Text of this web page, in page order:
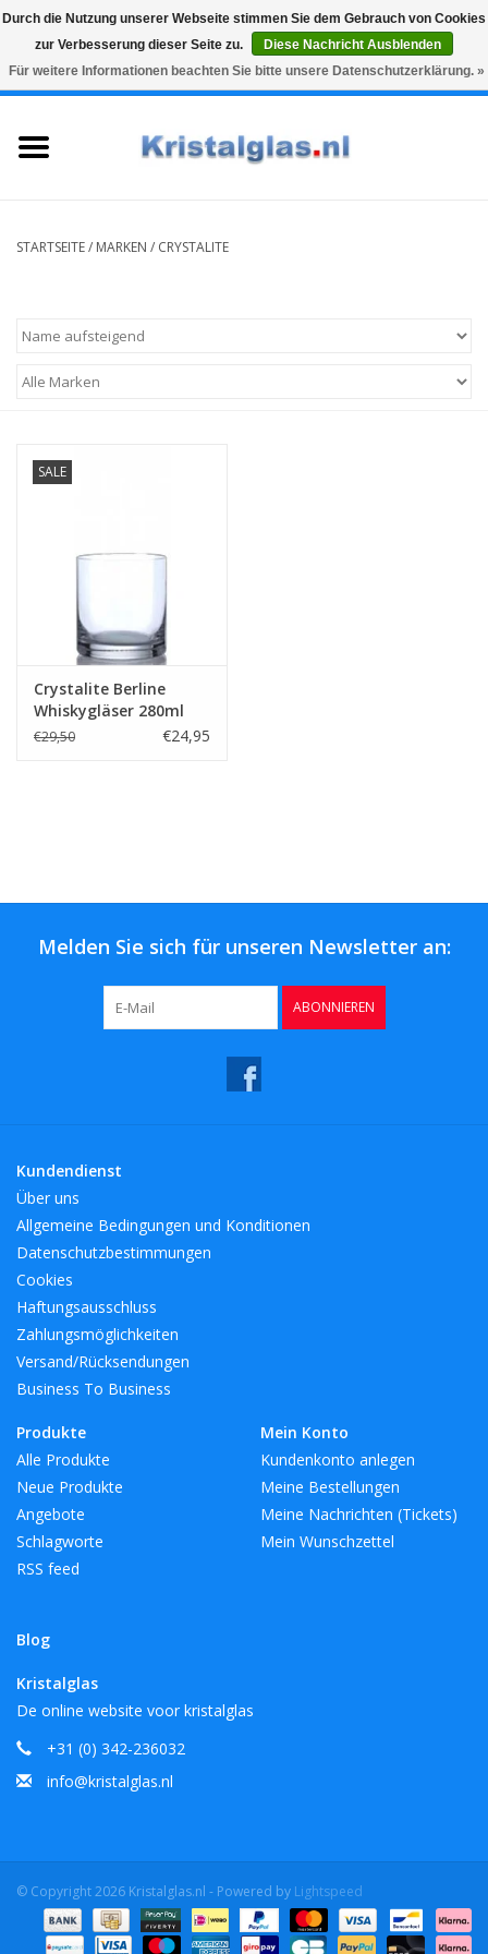
Snelle levering
Graveren
0 Artikel - €0,00
Vasen
Bar & Wein
STARTSEITE/ MARKEN / CRYSTALITE
SALE
Crystalite Berline
Whiskygläser 280ml
€29,50 €24,95
Melden Sie sich für unseren Newsletter an:
ABONNIEREN
Kundendienst
Über uns
Allgemeine Bedingungen und Konditionen
Datenschutzbestimmungen
Cookies
Haftungsausschluss
Zahlungsmöglichkeiten
Versand/Rücksendungen
Business To Business
Produkte
Alle Produkte
Neue Produkte
Angebote
Schlagworte
RSS feed
Blog
Mein Konto
Kundenkonto anlegen
Meine Bestellungen
Meine Nachrichten (Tickets)
Mein Wunschzettel
Kristalglas
De online website voor kristalglas
+31 (0) 342-236032
info@kristalglas.nl
© Copyright 2026 Kristalglas.nl - Powered by Lightspeed
Durch die Nutzung unserer Webseite stimmen Sie dem Gebrauch von Cookies
zur Verbesserung dieser Seite zu.
Diese Nachricht Ausblenden
Für weitere Informationen beachten Sie bitte unsere Datenschutzerklärung. »